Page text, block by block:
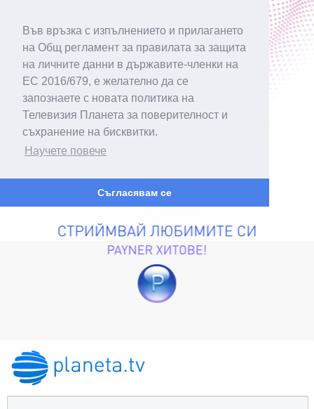
Във връзка с изпълнението и прилагането
на Общ регламент за правилата за защита
на личните данни в държавите-членки на
ЕС 2016/679, е желателно да се
запознаете с новата политика на
Телевизия Планета за поверителност и
съхранение на бисквитки.
Научете повече
Съгласявам се